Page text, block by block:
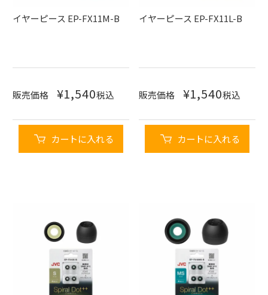
イヤーピース EP-FX11M-B
販売価格 ¥1,540税込
カートに入れる
イヤーピース EP-FX11L-B
販売価格 ¥1,540税込
カートに入れる